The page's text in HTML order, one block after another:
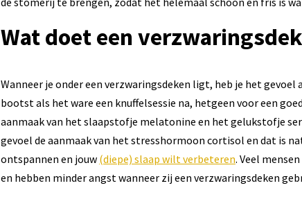
Wat doet een
Wanneer je onder een verzwaringsdeken ligt, heb je het
bootst als het ware een knuffelsessie na, hetgeen voor een
aanmaak van het slaapstofje melatonine en het gelukstofje
gevoel de aanmaak van het stresshormoon cortisol en dat is
ontspannen en jouw (diepe) slaap wilt verbeteren. Veel
en hebben minder angst wanneer zij een verzwaringsdeken